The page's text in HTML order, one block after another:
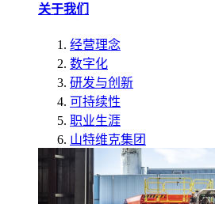
关于我们
经营理念
数字化
研发与创新
可持续性
职业生涯
山特维克集团